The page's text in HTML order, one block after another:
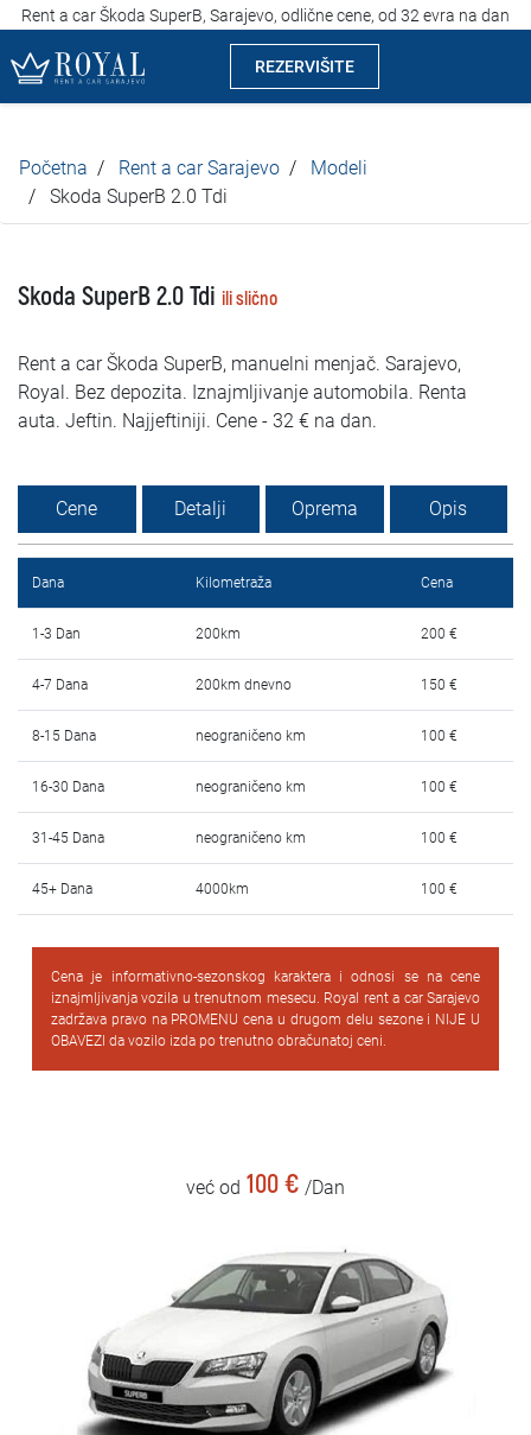
Rent a car Škoda SuperB, Sarajevo, odlične cene, od 32 evra na dan
REZERVIŠITE
Kompanija
Lokacije
Iznajmljivanje vozila
Cijene
Uslovi najma
Najčešća pitanja
Blog
Kontakt
EN
Početna Rent a car Sarajevo
Modeli
Skoda SuperB 2.0 Tdi
Skoda SuperB 2.0 Tdi ili slično
Rent a car Škoda SuperB, manuelni menjač. Sarajevo,
Royal. Bez depozita. Iznajmljivanje automobila. Renta
auta. Jeftin. Najjeftiniji. Cene - 32 € na dan.
Cene Detalji Oprema Opis
Dana Kilometraža Cena
1-3 Dan 200km 200 €
4-7 Dana 200km dnevno 150 €
8-15 Dana neograničeno km 100 €
16-30 Dana neograničeno km 100 €
31-45 Dana neograničeno km 100 €
45+ Dana 4000km 100 €
Cena je informativno-sezonskog karaktera i odnosi se na cene
iznajmljivanja vozila u trenutnom mesecu. Royal rent a car Sarajevo
zadržava pravo na PROMENU cena u drugom delu sezone i NIJE U
OBAVEZI da vozilo izda po trenutno obračunatoj ceni.
već od 100 € /Dan